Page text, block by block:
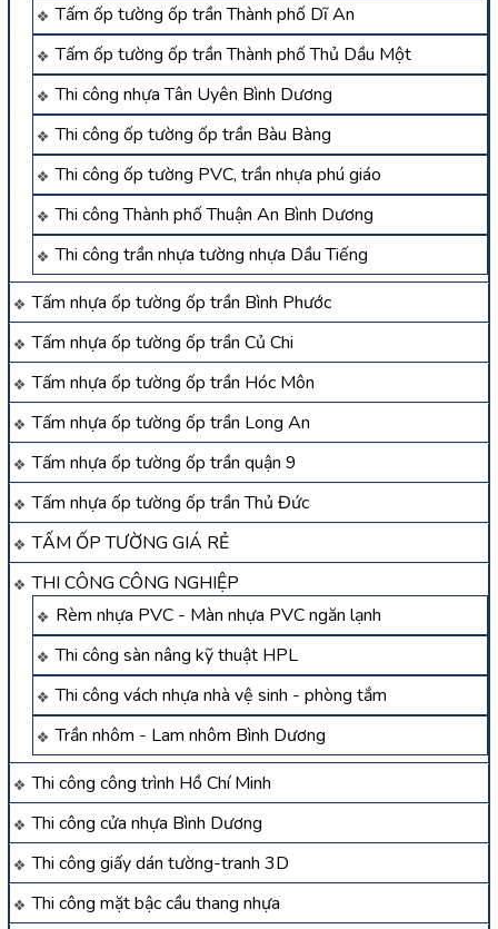
Tấm ốp tường ốp trần Thành phố Dĩ An
Tấm ốp tường ốp trần Thành phố Thủ Dầu Một
Thi công nhựa Tân Uyên Bình Dương
Thi công ốp tường ốp trần Bàu Bàng
Thi công ốp tường PVC, trần nhựa phú giáo
Thi công Thành phố Thuận An Bình Dương
Thi công trần nhựa tường nhựa Dầu Tiếng
Tấm nhựa ốp tường ốp trần Bình Phước
Tấm nhựa ốp tường ốp trần Củ Chi
Tấm nhựa ốp tường ốp trần Hóc Môn
Tấm nhựa ốp tường ốp trần Long An
Tấm nhựa ốp tường ốp trần quận 9
Tấm nhựa ốp tường ốp trần Thủ Đức
TẤM ỐP TƯỜNG GIÁ RẺ
THI CÔNG CÔNG NGHIỆP
Rèm nhựa PVC - Màn nhựa PVC ngăn lạnh
Thi công sàn nâng kỹ thuật HPL
Thi công vách nhựa nhà vệ sinh - phòng tắm
Trần nhôm - Lam nhôm Bình Dương
Thi công công trình Hồ Chí Minh
Thi công cửa nhựa Bình Dương
Thi công giấy dán tường-tranh 3D
Thi công mặt bậc cầu thang nhựa